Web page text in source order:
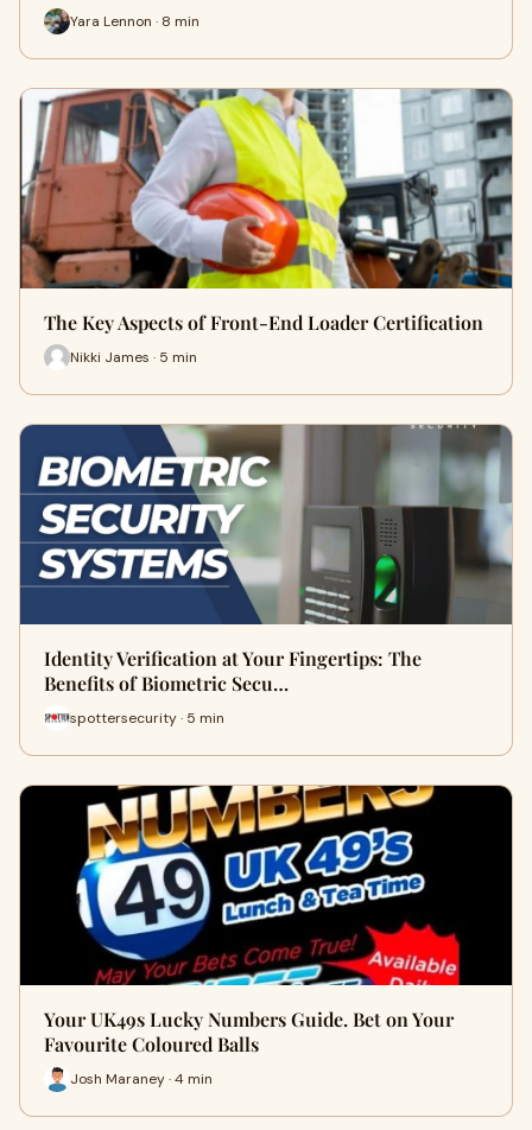
Yara Lennon · 8 min
The Key Aspects of Front-End Loader Certification
Nikki James · 5 min
Identity Verification at Your Fingertips: The
Benefits of Biometric Secu…
spottersecurity · 5 min
Your UK49s Lucky Numbers Guide. Bet on Your
Favourite Coloured Balls
Josh Maraney · 4 min